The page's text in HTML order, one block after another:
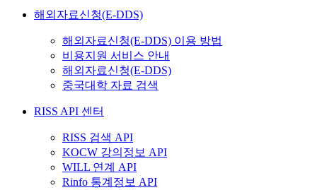
해외자료신청(E-DDS)
해외자료신청(E-DDS) 이용 방법
비용지원 서비스 안내
해외자료신청(E-DDS)
중국대학 자료 검색
RISS API 센터
RISS 검색 API
KOCW 강의정보 API
WILL 연계 API
Rinfo 통계정보 API